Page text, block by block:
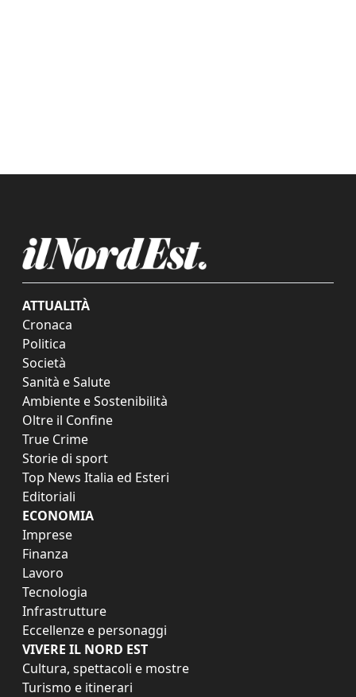
ATTUALITÀ
Cronaca
Politica
Società
Sanità e Salute
Ambiente e Sostenibilità
Oltre il Confine
True Crime
Storie di sport
Top News Italia ed Esteri
Editoriali
ECONOMIA
Imprese
Finanza
Lavoro
Tecnologia
Infrastrutture
Eccellenze e personaggi
VIVERE IL NORD EST
Cultura, spettacoli e mostre
Turismo e itinerari